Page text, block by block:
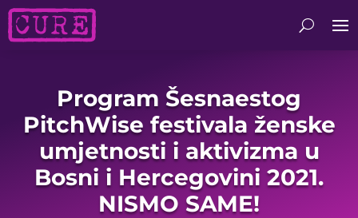
Program Šesnaestog
PitchWise festivala ženske
umjetnosti i aktivizma u
Bosni i Hercegovini 2021.
NISMO SAME!